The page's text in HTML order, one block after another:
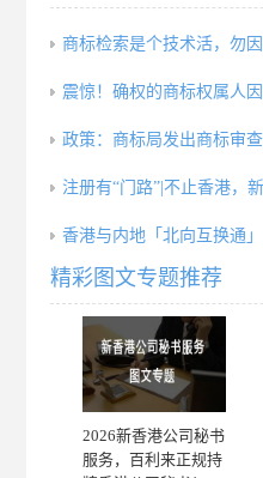
商标检索是个技术活，勿
震惊！确权的商标权属人
政策：商标局发出商标审
注册有“门路”|不止香港，
香港与内地「北向互换通
精彩图文专题推荐
2026新香港公司秘书
服务，百利来正规持